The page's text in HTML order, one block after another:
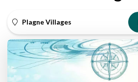
Plagne Villages